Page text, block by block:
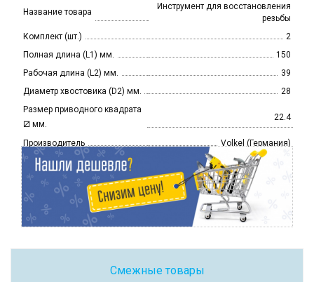
Название товара
Инструмент для восстановления
резьбы
Комплект (шт.)
2
Полная длина (L1) мм.
150
Рабочая длина (L2) мм.
39
Диаметр хвостовика (D2) мм.
28
Размер приводного квадрата
⧄ мм.
22.4
Производитель Volkel (Германия)
Смежные товары